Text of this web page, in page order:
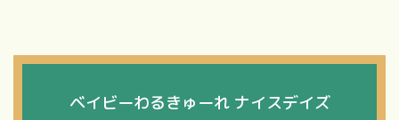
ベイビーわるきゅーれ ナイスデイズ